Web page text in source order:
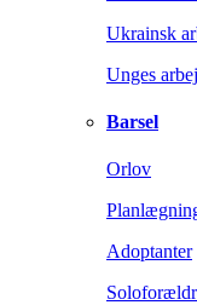
Ukrainsk
Unges
Barsel
Orlov
Adoptanter